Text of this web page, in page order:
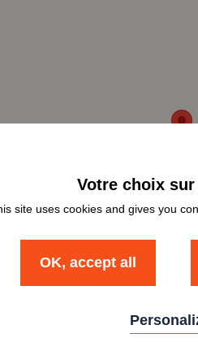
site uses cookies and gives you
OK, accept all